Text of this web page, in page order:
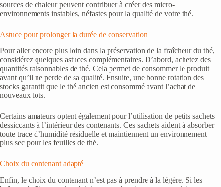
sources de chaleur peuvent contribuer à créer des micro-
environnements instables, néfastes pour la qualité de votre thé.
Astuce pour prolonger la durée de conservation
Pour aller encore plus loin dans la préservation de la fraîcheur du thé,
considérez quelques astuces complémentaires. D’abord, achetez des
quantités raisonnables de thé. Cela permet de consommer le produit
avant qu’il ne perde de sa qualité. Ensuite, une bonne rotation des
stocks garantit que le thé ancien est consommé avant l’achat de
nouveaux lots.
Certains amateurs optent également pour l’utilisation de petits sachets
dessiccants à l’intérieur des contenants. Ces sachets aident à absorber
toute trace d’humidité résiduelle et maintiennent un environnement
plus sec pour les feuilles de thé.
Choix du contenant adapté
Enfin, le choix du contenant n’est pas à prendre à la légère. Si les